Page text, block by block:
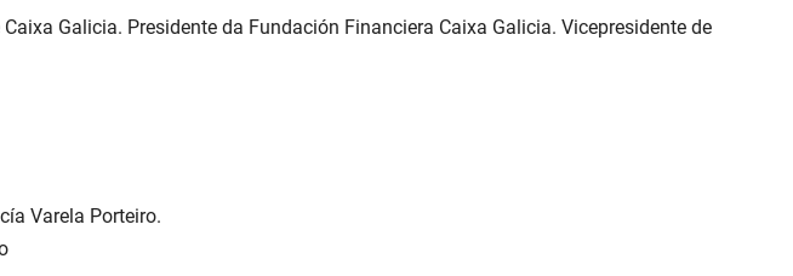
Galicia. Presidente da Fundación Financiera Caixa Galicia. Vicepresidente de
Varela Porteiro.